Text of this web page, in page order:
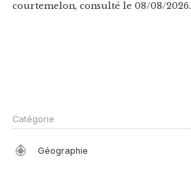
courtemelon, consulté le 08/08/2026.
Catégorie
Géographie